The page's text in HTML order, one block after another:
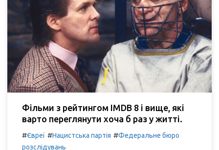
Фільми з рейтингом IMDB 8 і вище, які
варто переглянути хоча б раз у житті.
#Євреї #Нацистська партія #Федеральне бюро
розслідувань